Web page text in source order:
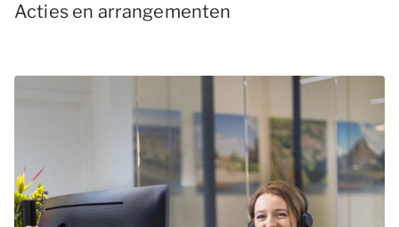
Acties en arrangementen